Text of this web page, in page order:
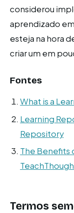
considerou
aprendizado
esteja na hora
criar um em
Fontes
What is a
Learning
Repository
The Benefits
Termos